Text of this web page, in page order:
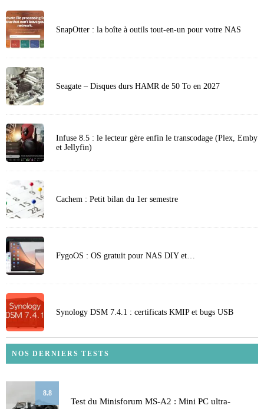
SnapOtter : la boîte à outils tout-en-un pour votre NAS
Seagate – Disques durs HAMR de 50 To en 2027
Infuse 8.5 : le lecteur gère enfin le transcodage (Plex, Emby
et Jellyfin)
Cachem : Petit bilan du 1er semestre
FygoOS : OS gratuit pour NAS DIY et…
Synology DSM 7.4.1 : certificats KMIP et bugs USB
NOS DERNIERS TESTS
8.8
Test du Minisforum MS-A2 : Mini PC ultra-